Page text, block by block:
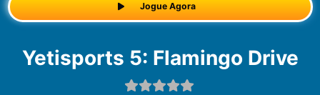
Jogue Agora
Yetisports 5: Flamingo Drive